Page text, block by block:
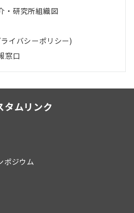
・研究所組織図
イバシーポリシー)
窓口
タムリンク
ポジウム